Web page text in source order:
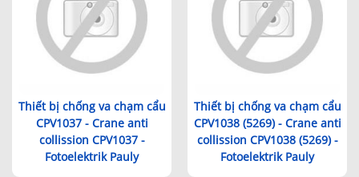
Thiết bị chống va chạm cẩu
CPV1037 - Crane anti
collission CPV1037 -
Fotoelektrik Pauly
Thiết bị chống va chạm cẩu
CPV1038 (5269) - Crane anti
collission CPV1038 (5269) -
Fotoelektrik Pauly